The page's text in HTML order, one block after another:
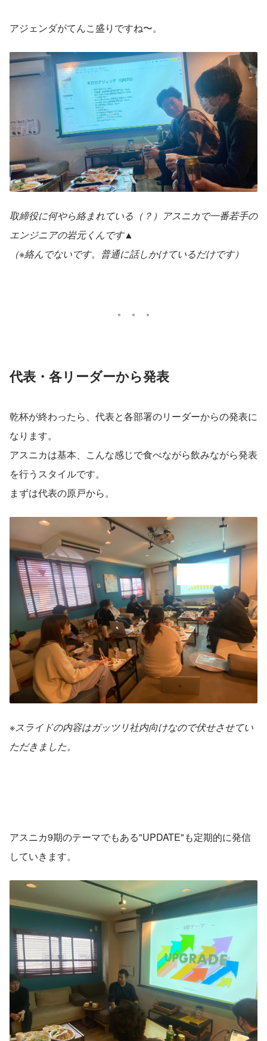
アジェンダがてんこ盛りですね〜。
取締役に何やら絡まれている（？）アスニカで一番若手の
エンジニアの岩元くんです▲
（※絡んでないです。普通に話しかけているだけです）
代表・各リーダーから発表
乾杯が終わったら、代表と各部署のリーダーからの発表に
なります。
アスニカは基本、こんな感じで食べながら飲みながら発表
を行うスタイルです。
まずは代表の原戸から。
※スライドの内容はガッツリ社内向けなので伏せさせてい
ただきました。
アスニカ9期のテーマでもある"UPDATE"も定期的に発信
していきます。